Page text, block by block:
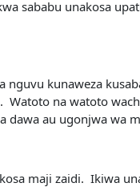
sababu unakosa
kunaweza
na watoto
dawa au ugonjwa wa
maji zaidi. Ikiwa